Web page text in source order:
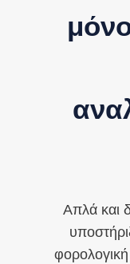
Απλά και